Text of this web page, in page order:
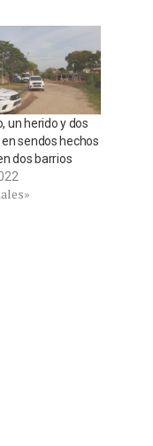
un herido y dos
sendos hechos
dos barrios